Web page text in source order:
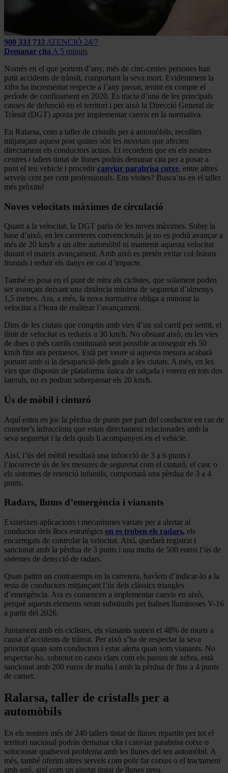
900 333 733 ATENCIÓ 24/7
Demanar cita A 5 minuts
Només en el que portem d’any, més de cinc-centes persones han
patit accidents de trànsit, comportant la seva mort. Evidentment la
xifra ha incrementat respecte a l’any passat, tenint en compte el
període de confinament en 2020. Es tracta d’una de les principals
causes de defunció en el territori i per això la Direcció General de
Trànsit (DGT) aposta per implementar canvis en la normativa.
En Ralarsa, com a taller de cristalls per a automòbils, recollim
mitjançant aquest post quines són les novetats que afecten
directament els conductors actius. Et recordem que en els nostres
centres i tallers tintat de llunes podràs demanar cita per a posar a
punt el teu vehicle i procedir canviar parabrisa cotxe, entre altres
serveis cent per cent professionals. Ens visites? Busca’ns en el taller
més pròxim!
Noves velocitats màximes de circulació
Quant a la velocitat, la DGT parla de les noves màximes. Sobre la
base d’això, en les carreteres convencionals ja no es podrà avançar a
més de 20 km/h a un altre automòbil ni mantenir aquesta velocitat
durant el mateix avançament. Amb això es pretén evitar col·lisions
frontals i reduir els danys en cas d’impacte.
També es posa en el punt de mira als ciclistes, que solament poden
ser avançats deixant una distància mínima de seguretat d’almenys
1,5 metres. Ara, a més, la nova normativa obliga a minorar la
velocitat a l’hora de realitzar l’avançament.
Dins de les ciutats que comptin amb vies d’un sol carril per sentit, el
límit de velocitat es redueix a 30 km/h. No obstant això, en les vies
de dues o més carrils continuarà sent possible aconseguir els 50
km/h fins ara permesos. Està per veure si aquesta mesura acabarà
portant amb si la desaparició dels guals a les ciutats. A més, en les
vies que disposin de plataforma única de calçada i vorera en tots dos
laterals, no es podran sobrepassar els 20 km/h.
Ús de mòbil i cinturó
Aquí entra en joc la pèrdua de punts per part del conductor en cas de
cometre’s infraccions que estan directament relacionades amb la
seva seguretat i la dels quals li acompanyen en el vehicle.
Així, l’ús del mòbil resultarà una infracció de 3 a 6 punts i
l’incorrecte ús de les mesures de seguretat com el cinturó, el casc o
els sistemes de retenció infantils, comportarà una pèrdua de 3 a 4
punts.
Radars, llums d’emergència i vianants
Existeixen aplicacions i mecanismes variats per a alertar al
conductor dels llocs estratègics on es troben els radars, els
encarregats de controlar la velocitat. Així, quedarà registrat i
sancionat amb la pèrdua de 3 punts i una multa de 500 euros l’ús de
sistemes de detecció de radars.
Quan patim un contratemps en la carretera, havíem d’indicar-lo a la
resta de conductors mitjançant l’ús dels clàssics triangles
d’emergència. Ara es comencen a implementar canvis en això,
perquè aquests elements seran substituïts per balises lluminoses V-16
a partir del 2026.
Juntament amb els ciclistes, els vianants sumen el 48% de morts a
causa d’accidents de trànsit. Per això s’ha de respectar la seva
prioritat quan som conductors i estar alerta quan som vianants. No
respectar-ho, sobretot en casos clars com els passos de zebra, està
sancionat amb 200 euros de multa i amb la pèrdua de fins a 4 punts
de carnet.
Ralarsa, taller de cristalls per a
automòbils
En els nostres més de 240 tallers tintat de llunes repartits per tot el
territori nacional podràs demanar cita i canviar parabrisa cotxe o
solucionar qualsevol problema amb les llunes del teu automòbil. A
més, també oferim altres serveis com polir far cotxes o el tractament
amb ozó, així com un ajustat tintat de llunes preu.